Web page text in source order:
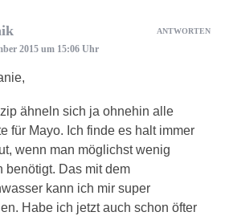
2015 um 15:06 Uhr
ähneln sich ja ohnehin alle
für Mayo. Ich finde es halt immer
wenn man möglichst wenig
benötigt. Das mit dem
kann ich mir super
Habe ich jetzt auch schon öfter
ANTWORTEN